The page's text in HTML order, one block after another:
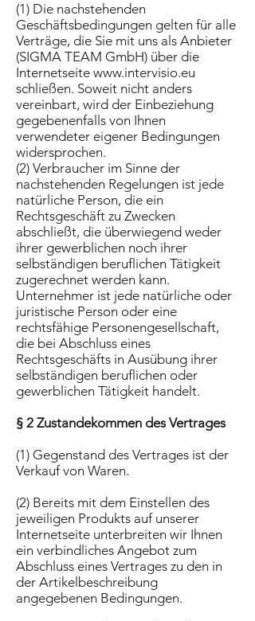
(1) Die nachstehenden
Geschäftsbedingungen gelten für alle
Verträge, die Sie mit uns als Anbieter
(SIGMA TEAM GmbH) über die
Internetseite www.intervisio.eu
schließen. Soweit nicht anders
vereinbart, wird der Einbeziehung
gegebenenfalls von Ihnen
verwendeter eigener Bedingungen
widersprochen.
(2) Verbraucher im Sinne der
nachstehenden Regelungen ist jede
natürliche Person, die ein
Rechtsgeschäft zu Zwecken
abschließt, die überwiegend weder
ihrer gewerblichen noch ihrer
selbständigen beruflichen Tätigkeit
zugerechnet werden kann.
Unternehmer ist jede natürliche oder
juristische Person oder eine
rechtsfähige Personengesellschaft,
die bei Abschluss eines
Rechtsgeschäfts in Ausübung ihrer
selbständigen beruflichen oder
gewerblichen Tätigkeit handelt.
§ 2 Zustandekommen des Vertrages
(1) Gegenstand des Vertrages ist der
Verkauf von Waren.
(2) Bereits mit dem Einstellen des
jeweiligen Produkts auf unserer
Internetseite unterbreiten wir Ihnen
ein verbindliches Angebot zum
Abschluss eines Vertrages zu den in
der Artikelbeschreibung
angegebenen Bedingungen.